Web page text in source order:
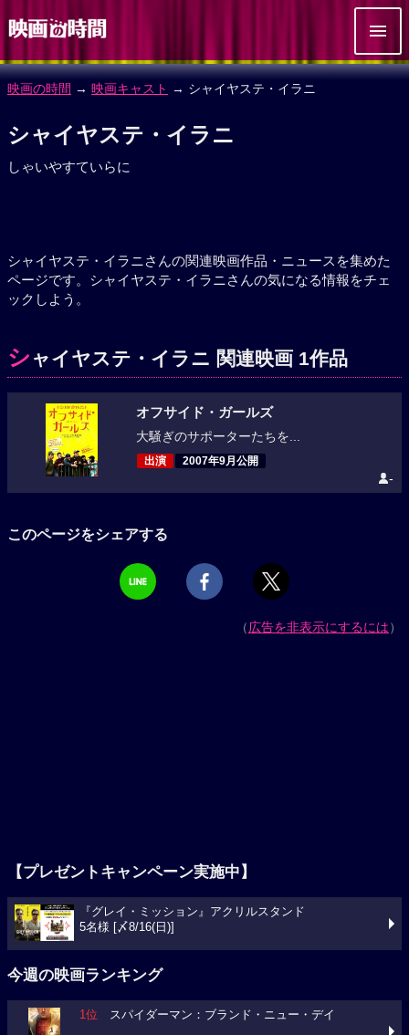
映画の時間 → 映画キャスト → シャイヤステ・イラニ
シャイヤステ・イラニ
しゃいやすていらに
シャイヤステ・イラニさんの関連映画作品・ニュースを集めた
ページです。シャイヤステ・イラニさんの気になる情報をチェ
ックしよう。
シ ャイヤステ・イラニ 関連映画 1作品
オフサイド・ガールズ
大騒ぎのサポーターたちを...
出演 2007年9月公開
-
このページをシェアする
（広告を非表示にするには）
【プレゼントキャンペーン実施中】
『グレイ・ミッション』アクリルスタンド
5名様 [〆8/16(日)]
今週の映画ランキング
1位 スパイダーマン：ブランド・ニュー・デイ